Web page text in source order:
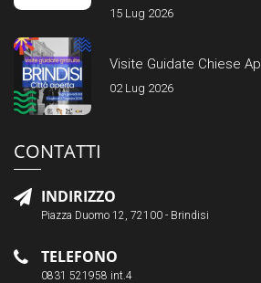
15 Lug 2026
Visite Guidate Chiese
02 Lug 2026
CONTATTI
INDIRIZZO
Piazza Duomo 12, 72100 - Brindisi
TELEFONO
0831 521958 int.4